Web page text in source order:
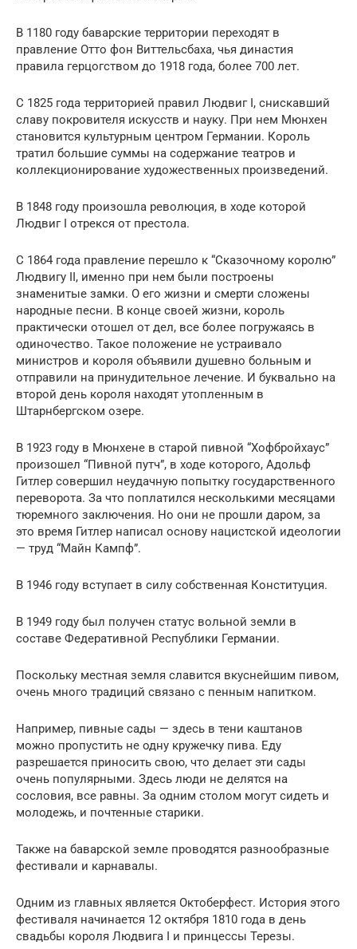
В 1180 году баварские территории переходят в
правление Отто фон Виттельсбаха, чья династия
правила герцогством до 1918 года, более 700 лет.
С 1825 года территорией правил Людвиг I, снискавший
славу покровителя искусств и науку. При нем Мюнхен
становится культурным центром Германии. Король
тратил большие суммы на содержание театров и
коллекционирование художественных произведений.
В 1848 году произошла революция, в ходе которой
Людвиг I отрекся от престола.
С 1864 года правление перешло к “Сказочному королю”
Людвигу II, именно при нем были построены
знаменитые замки. О его жизни и смерти сложены
народные песни. В конце своей жизни, король
практически отошел от дел, все более погружаясь в
одиночество. Такое положение не устраивало
министров и короля объявили душевно больным и
отправили на принудительное лечение. И буквально на
второй день короля находят утопленным в
Штарнбергском озере.
В 1923 году в Мюнхене в старой пивной “Хофбройхаус”
произошел “Пивной путч”, в ходе которого, Адольф
Гитлер совершил неудачную попытку государственного
переворота. За что поплатился несколькими месяцами
тюремного заключения. Но они не прошли даром, за
это время Гитлер написал основу нацистской идеологии
— труд “Майн Кампф”.
В 1946 году вступает в силу собственная Конституция.
В 1949 году был получен статус вольной земли в
составе Федеративной Республики Германии.
Поскольку местная земля славится вкуснейшим пивом,
очень много традиций связано с пенным напитком.
Например, пивные сады — здесь в тени каштанов
можно пропустить не одну кружечку пива. Еду
разрешается приносить свою, что делает эти сады
очень популярными. Здесь люди не делятся на
сословия, все равны. За одним столом могут сидеть и
молодежь, и почтенные старики.
Также на баварской земле проводятся разнообразные
фестивали и карнавалы.
Одним из главных является Октоберфест. История этого
фестиваля начинается 12 октября 1810 года в день
свадьбы короля Людвига I и принцессы Терезы.